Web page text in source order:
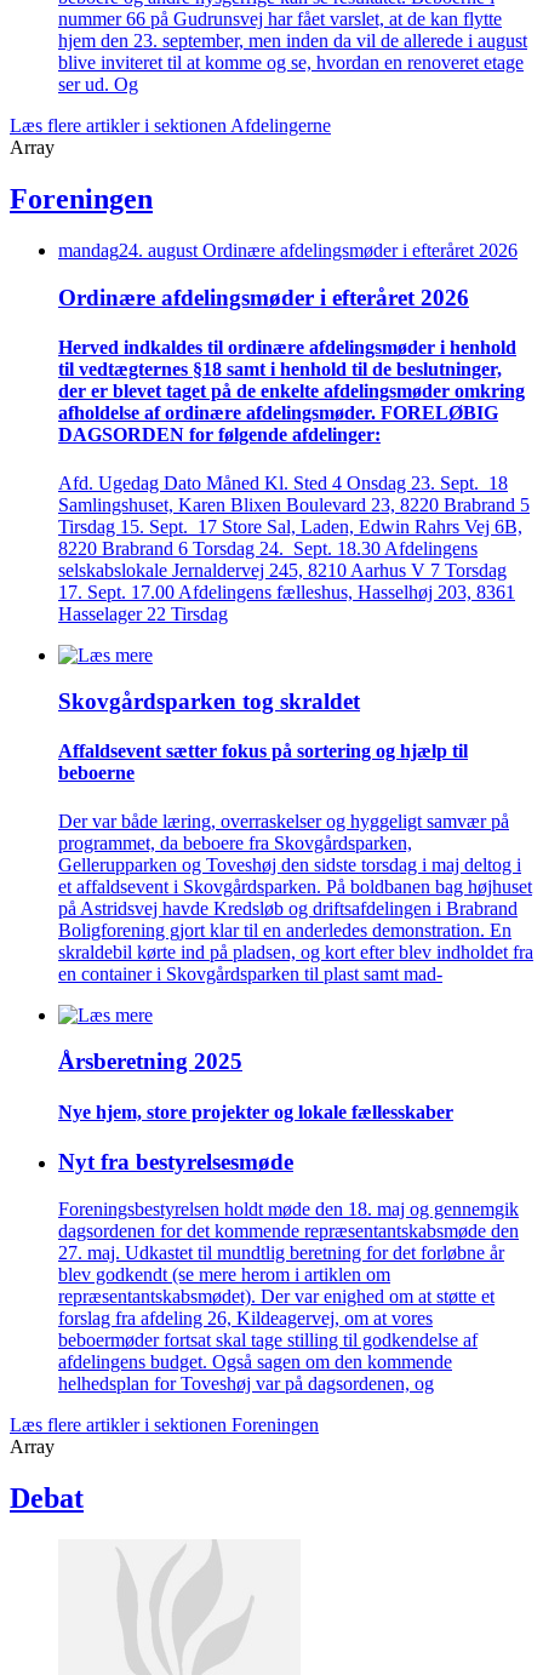
nummer 66 på Gudrunsvej har fået varslet, at de kan flytte
hjem den 23. september, men inden da vil de allerede i august
blive inviteret til at komme og se, hvordan en renoveret etage
ser ud. Og
Læs flere artikler i sektionen Afdelingerne
Array
Foreningen
mandag24. august Ordinære afdelings­møder i efteråret 2026
Ordinære afdelings­møder i efteråret 2026
Herved indkaldes til ordinære afdelings­møder i henhold
til vedtægternes §18 samt i henhold til de beslutninger,
der er blevet taget på de enkelte afdelings­møder omkring
afholdelse af ordinære afdelings­møder. FORELØBIG
DAGSORDEN for følgende afdelinger:
Afd. Ugedag Dato Måned Kl. Sted 4 Onsdag 23. Sept. 18
Samlingshuset, Karen Blixen Boulevard 23, 8220 Brabrand 5
Tirsdag 15. Sept. 17 Store Sal, Laden, Edwin Rahrs Vej 6B,
8220 Brabrand 6 Torsdag 24. Sept. 18.30 Afdelingens
selskabslokale Jernaldervej 245, 8210 Aarhus V 7 Torsdag
17. Sept. 17.00 Afdelingens fælleshus, Hasselhøj 203, 8361
Hasselager 22 Tirsdag
Skovgårds­parken tog skraldet
Affaldsevent sætter fokus på sortering og hjælp til
beboerne
Der var både læring, overraskelser og hyggeligt samvær på
programmet, da beboere fra Skovgårdsparken,
Gellerupparken og Toveshøj den sidste torsdag i maj deltog i
et affaldsevent i Skovgårdsparken. På boldbanen bag højhuset
på Astridsvej havde Kredsløb og driftsafdelingen i Brabrand
Boligforening gjort klar til en anderledes demonstration. En
skraldebil kørte ind på pladsen, og kort efter blev indholdet fra
en container i Skovgårdsparken til plast samt mad-
Årsberetning 2025
Nye hjem, store projekter og lokale fælles­skaber
Nyt fra bestyrelsesmøde
Foreningsbestyrelsen holdt møde den 18. maj og gennemgik
dagsordenen for det kommende repræsentantskabsmøde den
27. maj. Udkastet til mundtlig beretning for det forløbne år
blev godkendt (se mere herom i artiklen om
repræsentantskabsmødet). Der var enighed om at støtte et
forslag fra afdeling 26, Kildeagervej, om at vores
beboermøder fortsat skal tage stilling til godkendelse af
afdelingens budget. Også sagen om den kommende
helhedsplan for Toveshøj var på dagsordenen, og
Læs flere artikler i sektionen Foreningen
Array
Debat